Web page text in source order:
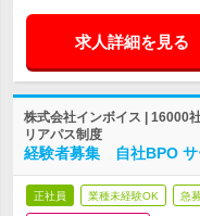
求人詳細を見る
株式会社インボイス | 16000
リアパス制度
経験者募集 自社BPO サ
正社員 業種未経験OK 急